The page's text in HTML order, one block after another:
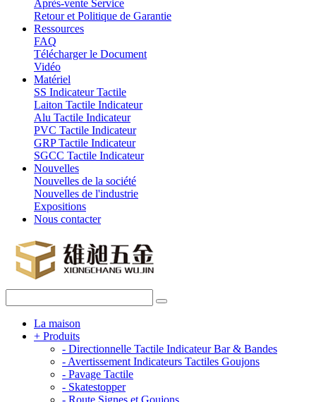
Après-vente Service
Retour et Politique de Garantie
Ressources
FAQ
Télécharger le Document
Vidéo
Matériel
SS Indicateur Tactile
Laiton Tactile Indicateur
Alu Tactile Indicateur
PVC Tactile Indicateur
GRP Tactile Indicateur
SGCC Tactile Indicateur
Nouvelles
Nouvelles de la société
Nouvelles de l'industrie
Expositions
Nous contacter
La maison
+ Produits
- Directionnelle Tactile Indicateur Bar & Bandes
- Avertissement Indicateurs Tactiles Goujons
- Pavage Tactile
- Skatestopper
- Route Signes et Goujons